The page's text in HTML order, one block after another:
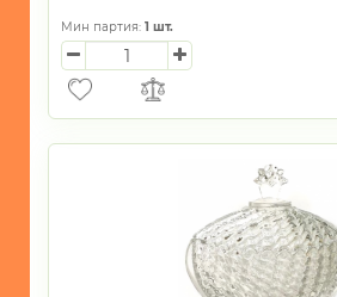
Мин партия: 1 шт.